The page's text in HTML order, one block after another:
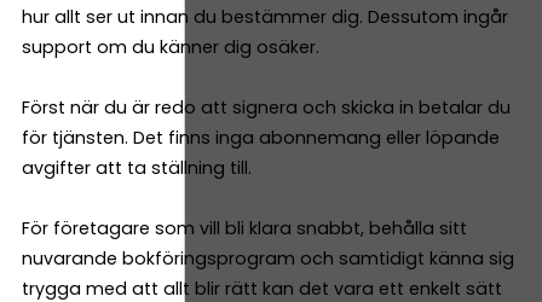
hur allt ser ut innan du bestämmer dig. Dessutom ingår
support om du känner dig osäker.
Först när du är redo att signera och skicka in betalar du
för tjänsten. Det finns inga abonnemang eller löpande
avgifter att ta ställning till.
För företagare som vill bli klara snabbt, behålla sitt
nuvarande bokföringsprogram och samtidigt känna sig
trygga med att allt blir rätt kan det vara ett enkelt sätt